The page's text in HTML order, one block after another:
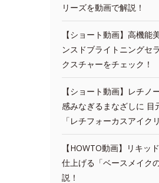
リーズを動画で解説！
【ショート動画】高機能
ンスドブライトニングセ
クスチャーをチェック！
【ショート動画】レチノ
感みなぎるまなざしに 目
「レチフォーカスアイク
【HOWTO動画】リキッ
仕上げる「ベースメイク
説！